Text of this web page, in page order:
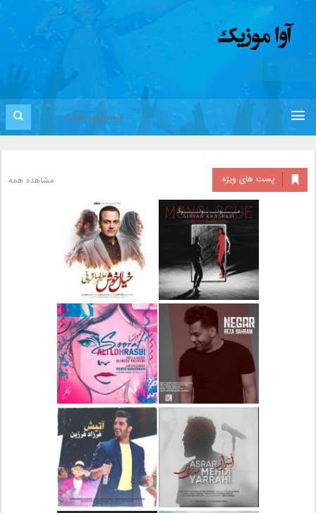
پست های ویژه مشاهده همه
دانلود آلبوم جدید سیروان
خسروی بنام مونولوگ
دانلود آهنگ جدید علیرضا
قربانی بنام خیال خوش
دانلود آهنگ جدید رضا
بهرام بنام نگار
دانلود آهنگ جدید علی
لهراسبی بنام صورت